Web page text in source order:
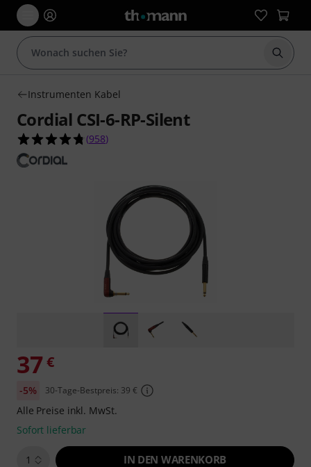
Suche
Instrumenten Kabel
Cordial CSI-6-RP-Silent
4.8 von 5 Sternen aus 958 Kundenbewertungen
(958)
37€
-5% 30-Tage-Bestpreis: 39 €
Alle Preise inkl. MwSt.
Sofort lieferbar
1 IN DEN WARENKORB